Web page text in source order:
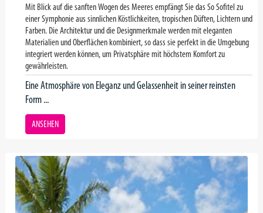
Mit Blick auf die sanften Wogen des Meeres empfängt Sie das So Sofitel zu
einer Symphonie aus sinnlichen Köstlichkeiten, tropischen Düften, Lichtern und
Farben. Die Architektur und die Designmerkmale werden mit eleganten
Materialien und Oberflächen kombiniert, so dass sie perfekt in die Umgebung
integriert werden können, um Privatsphäre mit höchstem Komfort zu
gewährleisten.
Eine Atmosphäre von Eleganz und Gelassenheit in seiner reinsten
Form ...
ANSEHEN